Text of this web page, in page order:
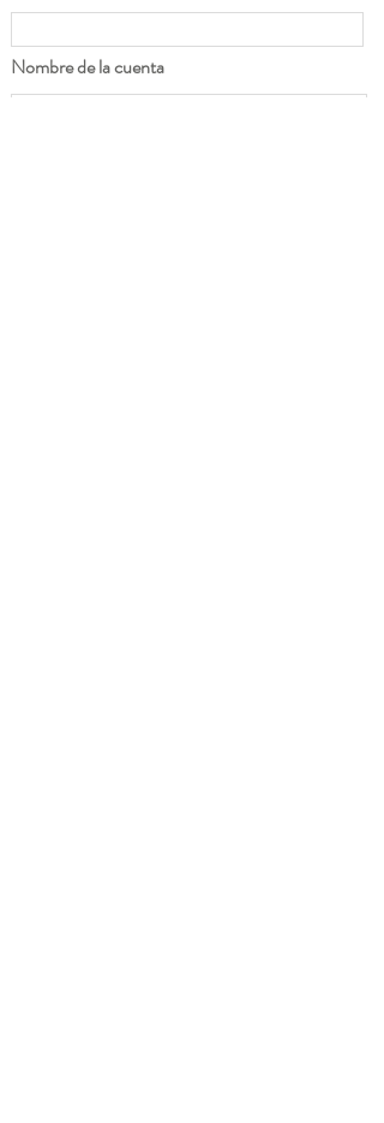
Nombre de la cuenta